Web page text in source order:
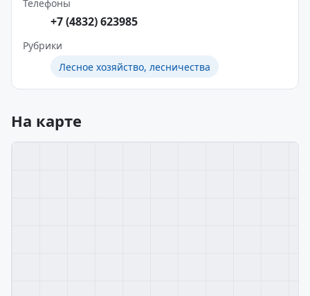
Телефоны
+7 (4832) 623985
Рубрики
Лесное хозяйство, лесничества
На карте